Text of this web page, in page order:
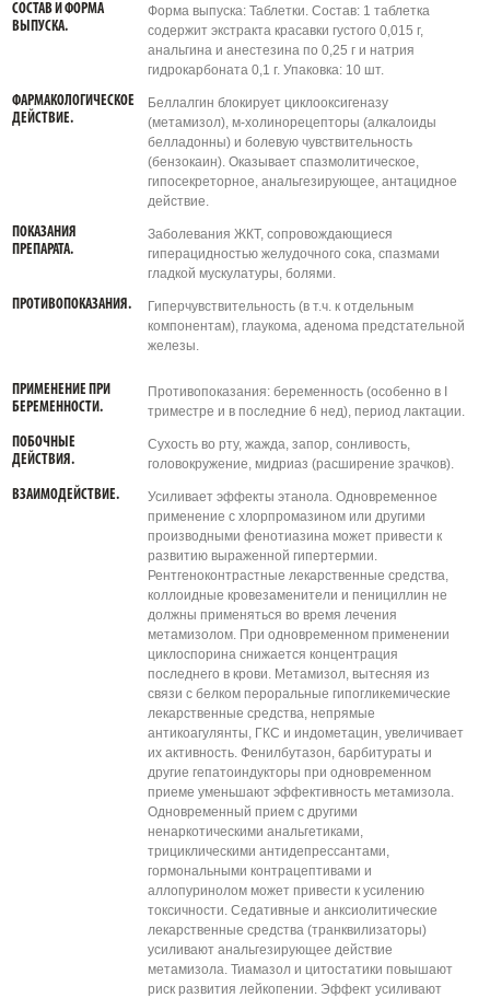
СОСТАВ И ФОРМА
ВЫПУСКА.
Форма выпуска: Таблетки. Состав: 1 таблетка
содержит экстракта красавки густого 0,015 г,
анальгина и анестезина по 0,25 г и натрия
гидрокарбоната 0,1 г. Упаковка: 10 шт.
ФАРМАКОЛОГИЧЕСКОЕ
ДЕЙСТВИЕ.
Беллалгин блокирует циклооксигеназу
(метамизол), м-холинорецепторы (алкалоиды
белладонны) и болевую чувствительность
(бензокаин). Оказывает спазмолитическое,
гипосекреторное, анальгезирующее, антацидное
действие.
ПОКАЗАНИЯ
ПРЕПАРАТА.
Заболевания ЖКТ, сопровождающиеся
гиперацидностью желудочного сока, спазмами
гладкой мускулатуры, болями.
ПРОТИВОПОКАЗАНИЯ.
Гиперчувствительность (в т.ч. к отдельным
компонентам), глаукома, аденома предстательной
железы.
ПРИМЕНЕНИЕ ПРИ
БЕРЕМЕННОСТИ.
Противопоказания: беременность (особенно в I
триместре и в последние 6 нед), период лактации.
ПОБОЧНЫЕ
ДЕЙСТВИЯ.
Сухость во рту, жажда, запор, сонливость,
головокружение, мидриаз (расширение зрачков).
ВЗАИМОДЕЙСТВИЕ.
Усиливает эффекты этанола. Одновременное
применение с хлорпромазином или другими
производными фенотиазина может привести к
развитию выраженной гипертермии.
Рентгеноконтрастные лекарственные средства,
коллоидные кровезаменители и пенициллин не
должны применяться во время лечения
метамизолом. При одновременном применении
циклоспорина снижается концентрация
последнего в крови. Метамизол, вытесняя из
связи с белком пероральные гипогликемические
лекарственные средства, непрямые
антикоагулянты, ГКС и индометацин, увеличивает
их активность. Фенилбутазон, барбитураты и
другие гепатоиндукторы при одновременном
приеме уменьшают эффективность метамизола.
Одновременный прием с другими
ненаркотическими анальгетиками,
трициклическими антидепрессантами,
гормональными контрацептивами и
аллопуринолом может привести к усилению
токсичности. Седативные и анксиолитические
лекарственные средства (транквилизаторы)
усиливают анальгезирующее действие
метамизола. Тиамазол и цитостатики повышают
риск развития лейкопении. Эффект усиливают